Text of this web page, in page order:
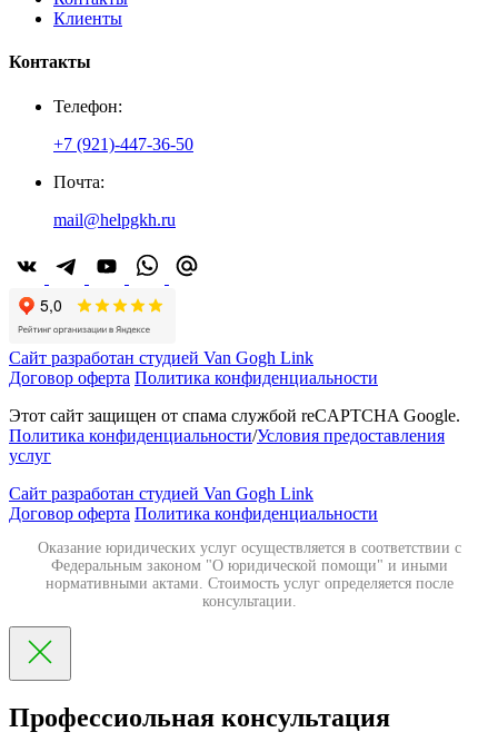
Клиенты
Контакты
Телефон:
+7 (921)-447-36-50
Почта:
mail@helpgkh.ru
Сайт разработан студией Van Gogh Link
Договор оферта Политика конфиденциальности
Этот сайт защищен от спама службой reCAPTCHA Google.
Политика конфиденциальности/Условия предоставления
услуг
Сайт разработан студией Van Gogh Link
Договор оферта Политика конфиденциальности
Оказание юридических услуг осуществляется в соответствии с
Федеральным законом "О юридической помощи" и иными
нормативными актами. Стоимость услуг определяется после
консультации.
Профессиольная консультация